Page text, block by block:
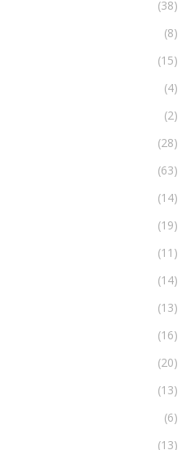
(38)
(8)
(15)
(4)
(2)
(28)
(63)
(14)
(19)
(11)
(14)
(13)
(16)
(20)
(13)
(6)
(13)